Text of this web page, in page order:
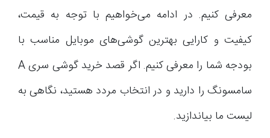
معرفی کنیم. در ادامه می‌خواهیم با توجه به قیمت،
کیفیت و کارایی بهترین گوشی‌های موبایل مناسب با
بودجه شما را معرفی کنیم. اگر قصد خرید گوشی سری A
سامسونگ را دارید و در انتخاب مردد هستید، نگاهی به
لیست ما بیاندازید.